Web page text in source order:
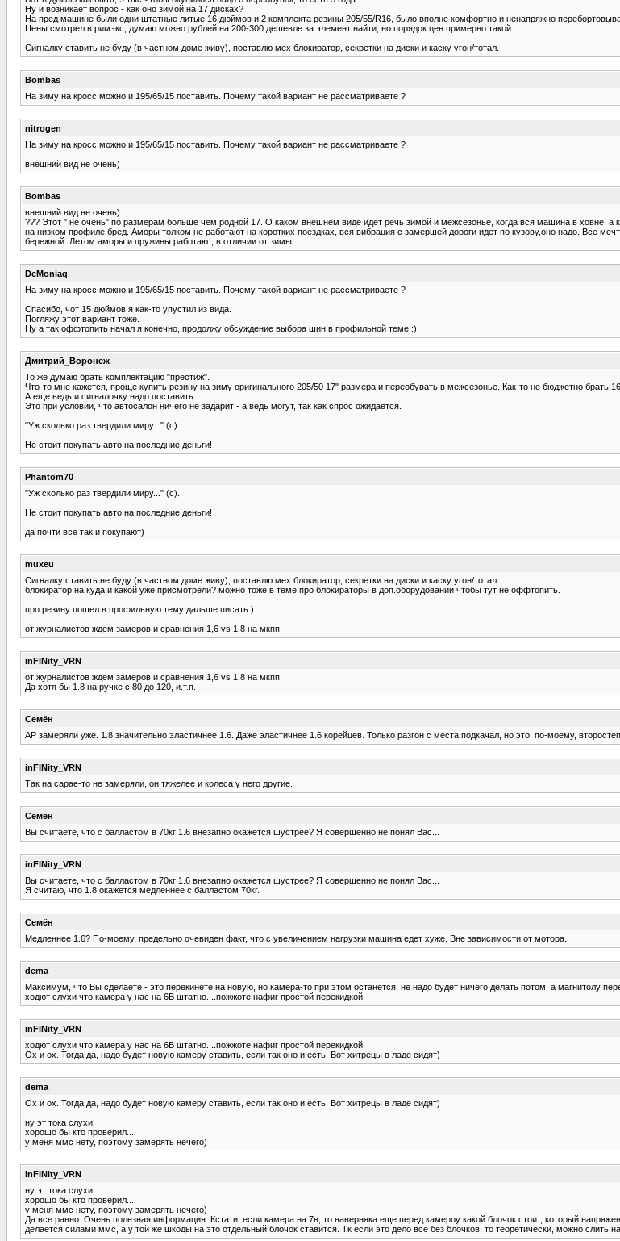
Ну и возникает вопрос - как оно зимой на 17 дисках?
На пред машине были одни штатные литые 16 дюймов и 2 комплекта резины 205/55/R16, было вполне комфортно и ненапряжно
Цены смотрел в римэкс, думаю можно рублей на 200-300 дешевле за элемент найти, но порядок цен примерно такой.
Сигналку ставить не буду (в частном доме живу), поставлю мех блокиратор, секретки на диски и каску угон/тотал.
Bombas
На зиму на кросс можно и 195/65/15 поставить. Почему такой вариант не рассматриваете ?
nitrogen
На зиму на кросс можно и 195/65/15 поставить. Почему такой вариант не рассматриваете ?
внешний вид не очень)
Bombas
внешний вид не очень)
??? Этот " не очень" по размерам больше чем родной 17. О каком внешнем виде идет речь зимой и межсезонье, когда вся машина в ховне,
на низком профиле бред. Аморы толком не работают на коротких поездках, вся вибрация с замершей дороги идет по кузову,оно надо. Все
бережной. Летом аморы и пружины работают, в отличии от зимы.
DeMoniaq
На зиму на кросс можно и 195/65/15 поставить. Почему такой вариант не рассматриваете ?
Спасибо, чот 15 дюймов я как-то упустил из вида.
Погляжу этот вариант тоже.
Ну а так оффтопить начал я конечно, продолжу обсуждение выбора шин в профильной теме :)
Дмитрий_Воронеж
То же думаю брать комплектацию "престиж".
Что-то мне кажется, проще купить резину на зиму оригинального 205/50 17" размера и переобувать в межсезонье. Как-то не бюджетно брать
А еще ведь и сигналочку надо поставить.
Это при условии, что автосалон ничего не задарит - а ведь могут, так как спрос ожидается.
"Уж сколько раз твердили миру..." (с).
Не стоит покупать авто на последние деньги!
Phantom70
"Уж сколько раз твердили миру..." (с).
Не стоит покупать авто на последние деньги!
да почти все так и покупают)
muxeu
Сигналку ставить не буду (в частном доме живу), поставлю мех блокиратор, секретки на диски и каску угон/тотал.
блокиратор на куда и какой уже присмотрели? можно тоже в теме про блокираторы в доп.оборудовании чтобы тут не оффтопить.
про резину пошел в профильную тему дальше писать:)
от журналистов ждем замеров и сравнения 1,6 vs 1,8 на мкпп
inFINity_VRN
от журналистов ждем замеров и сравнения 1,6 vs 1,8 на мкпп
Да хотя бы 1.8 на ручке с 80 до 120, и.т.п.
Семён
АР замеряли уже. 1.8 значительно эластичнее 1.6. Даже эластичнее 1.6 корейцев. Только разгон с места подкачал, но это, по-моему,
inFINity_VRN
Так на сарае-то не замеряли, он тяжелее и колеса у него другие.
Семён
Вы считаете, что с балластом в 70кг 1.6 внезапно окажется шустрее? Я совершенно не понял Вас...
inFINity_VRN
Вы считаете, что с балластом в 70кг 1.6 внезапно окажется шустрее? Я совершенно не понял Вас...
Я считаю, что 1.8 окажется медленнее с балластом 70кг.
Семён
Медленнее 1.6? По-моему, предельно очевиден факт, что с увеличением нагрузки машина едет хуже. Вне зависимости от мотора.
dema
Максимум, что Вы сделаете - это перекинете на новую, но камера-то при этом останется, не надо будет ничего делать потом, а магнитолу
ходют слухи что камера у нас на 6В штатно....пожжоте нафиг простой перекидкой
inFINity_VRN
ходют слухи что камера у нас на 6В штатно....пожжоте нафиг простой перекидкой
Ох и ох. Тогда да, надо будет новую камеру ставить, если так оно и есть. Вот хитрецы в ладе сидят)
dema
Ох и ох. Тогда да, надо будет новую камеру ставить, если так оно и есть. Вот хитрецы в ладе сидят)
ну эт тока слухи
хорошо бы кто проверил...
у меня ммс нету, поэтому замерять нечего)
inFINity_VRN
ну эт тока слухи
хорошо бы кто проверил...
у меня ммс нету, поэтому замерять нечего)
Да все равно. Очень полезная информация. Кстати, если камера на 7в, то наверняка еще перед камероу какой блочок стоит, который
делается силами ммс, а у той же шкоды на это отдельный блочок ставится. Тк если это дело все без блочков, то теоретически, можно слить